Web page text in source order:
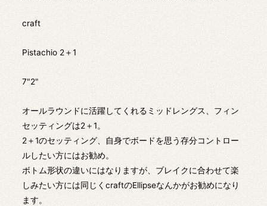
craft
Pistachio 2＋1
7"2"
オールラウンドに活躍してくれるミッドレングス、フィン
セッティングは2＋1。
2＋1のセッティング、自身でボードを思う存分コントロー
ルしたい方にはお勧め。
ボトム形状の違いにはなりますが、ブレイクに合わせて楽
しみたい方には同じくcraftのEllipseなんかがお勧めになり
ます。